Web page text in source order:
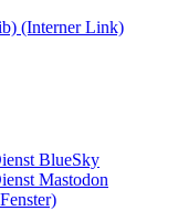
(Interner Link)
BlueSky
Mastodon